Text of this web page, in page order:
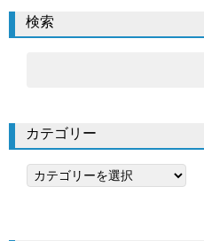
検索
カテゴリー
カ